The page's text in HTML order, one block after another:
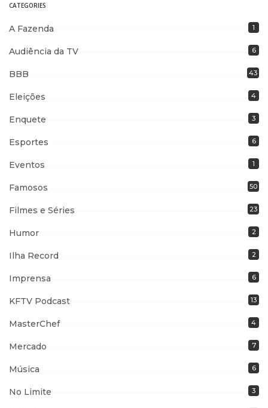
CATEGORIES
A Fazenda 1
Audiência da TV 6
BBB 43
Eleições 4
Enquete 3
Esportes 6
Eventos 1
Famosos 50
Filmes e Séries 23
Humor 2
Ilha Record 2
Imprensa 6
KFTV Podcast 13
MasterChef 4
Mercado 7
Música 6
No Limite 3